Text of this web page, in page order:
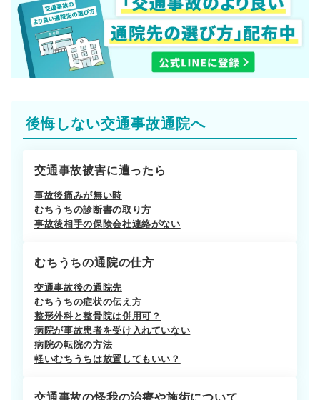
後悔しない交通事故通院へ
交通事故被害に遭ったら
事故後痛みが無い時
むちうちの診断書の取り方
事故後相手の保険会社連絡がない
むちうちの通院の仕方
交通事故後の通院先
むちうちの症状の伝え方
整形外科と整骨院は併用可？
病院が事故患者を受け入れていない
病院の転院の方法
軽いむちうちは放置してもいい？
交通事故の怪我の治療や施術について